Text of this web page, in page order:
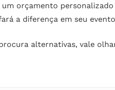
orçamento
a diferença em seu
alternativas, vale